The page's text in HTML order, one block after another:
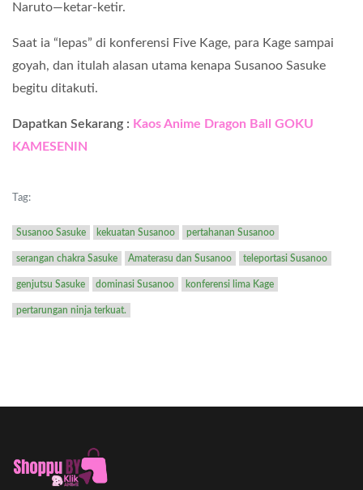
Naruto—ketar-ketir.
Saat ia “lepas” di konferensi Five Kage, para Kage sampai
goyah, dan itulah alasan utama kenapa Susanoo Sasuke
begitu ditakuti.
Dapatkan Sekarang : Kaos Anime Dragon Ball GOKU
KAMESENIN
Tag:
Susanoo Sasuke kekuatan Susanoo pertahanan Susanoo
serangan chakra Sasuke Amaterasu dan Susanoo teleportasi Susanoo
genjutsu Sasuke dominasi Susanoo konferensi lima Kage
pertarungan ninja terkuat.